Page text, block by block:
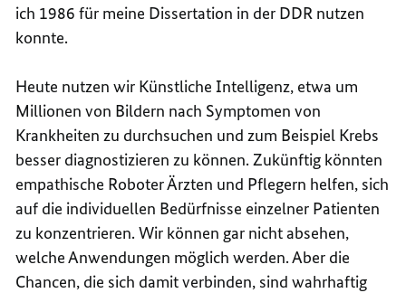
ich 1986 für meine Dissertation in der DDR nutzen
konnte.
Heute nutzen wir Künstliche Intelligenz, etwa um
Millionen von Bildern nach Symptomen von
Krankheiten zu durchsuchen und zum Beispiel Krebs
besser diagnostizieren zu können. Zukünftig könnten
empathische Roboter Ärzten und Pflegern helfen, sich
auf die individuellen Bedürfnisse einzelner Patienten
zu konzentrieren. Wir können gar nicht absehen,
welche Anwendungen möglich werden. Aber die
Chancen, die sich damit verbinden, sind wahrhaftig